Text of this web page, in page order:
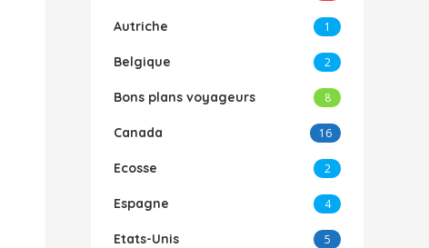
Autriche 1
Belgique 2
Bons plans voyageurs 8
Canada 16
Ecosse 2
Espagne 4
Etats-Unis 5